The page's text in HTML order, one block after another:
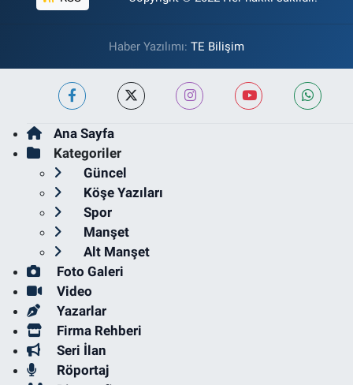
Haber Yazılımı: TE Bilişim
Ana Sayfa
Kategoriler
Güncel
Köşe Yazıları
Spor
Manşet
Alt Manşet
Foto Galeri
Video
Yazarlar
Firma Rehberi
Seri İlan
Röportaj